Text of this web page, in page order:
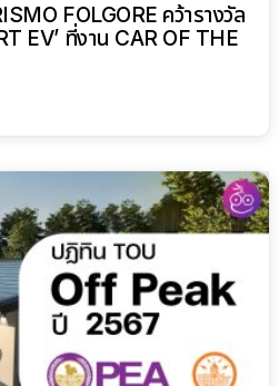
FOLGORE คว้ารางวัล
EV’ ที่งาน CAR OF THE